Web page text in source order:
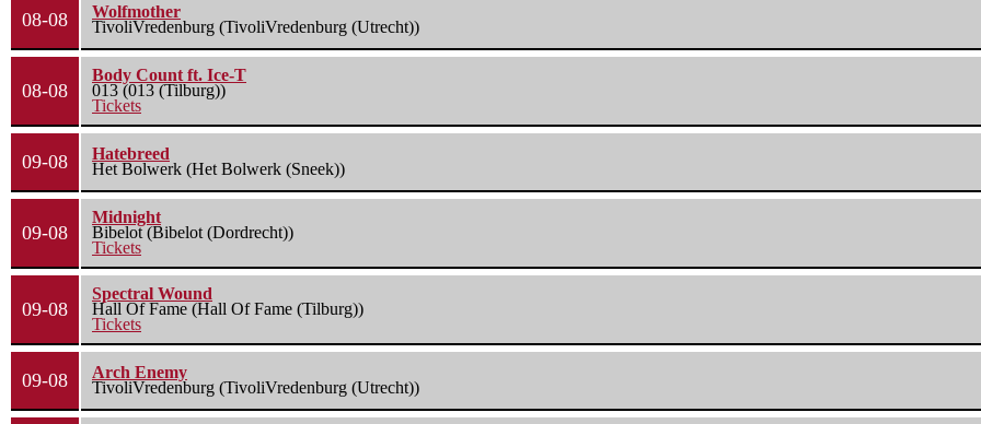
08-08
Wolfmother
TivoliVredenburg (TivoliVredenburg (Utrecht))
08-08
Body Count ft. Ice-T
013 (013 (Tilburg))
Tickets
09-08
Hatebreed
Het Bolwerk (Het Bolwerk (Sneek))
09-08
Midnight
Bibelot (Bibelot (Dordrecht))
Tickets
09-08
Spectral Wound
Hall Of Fame (Hall Of Fame (Tilburg))
Tickets
09-08
Arch Enemy
TivoliVredenburg (TivoliVredenburg (Utrecht))